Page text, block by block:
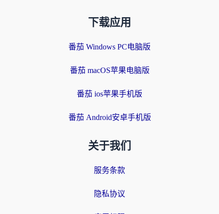
下载应用
番茄 Windows PC电脑版
番茄 macOS苹果电脑版
番茄 ios苹果手机版
番茄 Android安卓手机版
关于我们
服务条款
隐私协议